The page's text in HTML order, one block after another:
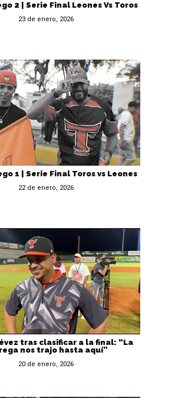
2 | Serie Final Leones Vs Toros
23 de enero, 2026
1 | Serie Final Toros vs Leones
22 de enero, 2026
tras clasificar a la final: “La
nos trajo hasta aquí”
20 de enero, 2026